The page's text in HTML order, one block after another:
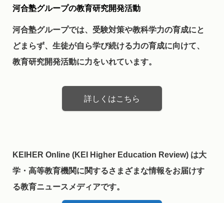
河合塾グループの教育研究開発活動
河合塾グループでは、受験対策や教科学力の育成にと
どまらず、生徒が自ら学び続ける力の育成に向けて、
教育研究開発活動に力をいれています。
詳しくはこちら
KEIHER Online (KEI Higher Education Review) は大
学・高等教育機関に関するさまざまな情報をお届けす
る教育ニュースメディアです。